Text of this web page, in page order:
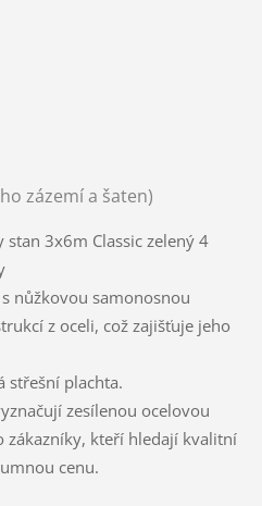
zázemí a šaten)
stan 3x6m Classic zelený 4
s nůžkovou samonosnou
z oceli, což zajišťuje jeho
střešní plachta.
zesílenou ocelovou
zákazníky, kteří hledají kvalitní
cenu.